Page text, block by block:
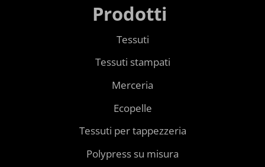
Prodotti
Tessuti
Tessuti stampati
Merceria
Ecopelle
Tessuti per tappezzeria
Polypress su misura